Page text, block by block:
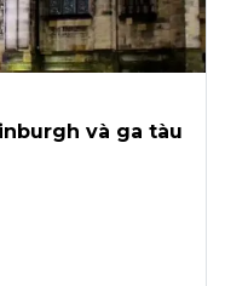
và ga tàu